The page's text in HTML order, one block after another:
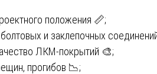
положения 📏;
и заклепочных
ЛКМ-покрытий 🎨;
прогибов 📉;